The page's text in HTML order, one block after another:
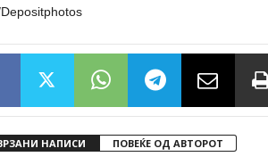
НАПИСИ ПОВЕЌЕ ОД АВТОРОТ